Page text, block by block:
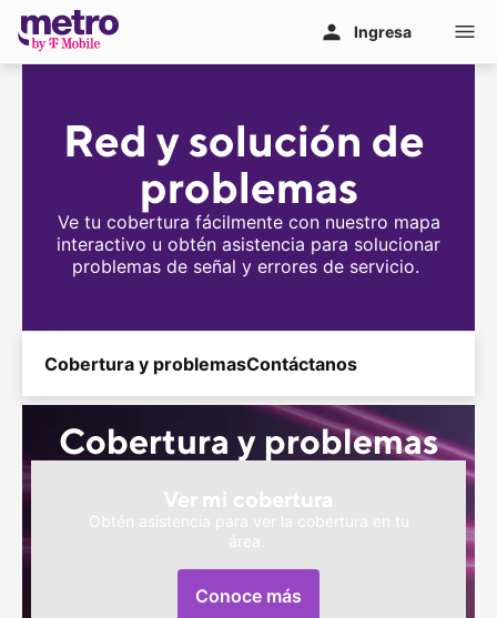
Ir al contenido principal
Ingresa
Red y solución de
problemas
Ve tu cobertura fácilmente con nuestro mapa
interactivo u obtén asistencia para solucionar
problemas de señal y errores de servicio.
Cobertura y problemasContáctanos
Cobertura y problemas
Ver mi cobertura
Obtén asistencia para ver la cobertura en tu
área.
Conoce más, se abre en una ventana